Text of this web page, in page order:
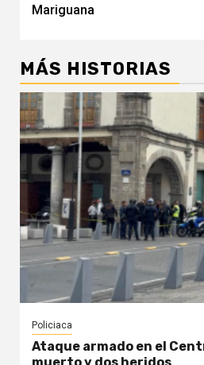
Mariguana
MÁS HISTORIAS
Policiaca
Ataque armado en el